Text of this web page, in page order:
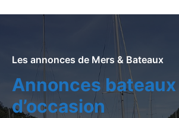
Les annonces de Mers & Bateaux
Annonces bateaux
d’occasion